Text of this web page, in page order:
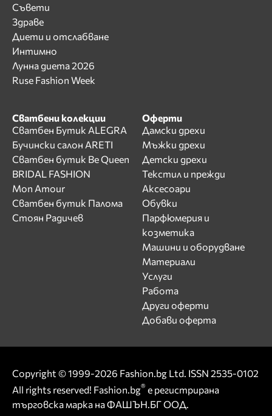
Съвети
Здраве
Диети и отслабване
Интимно
Лунна диета 2026
Ruse Fashion Week
Сватбени колекции
Сватбен Бутик ALEGRA
Бучински салон ARETI
Сватбен бутик Be Queen
BRIDAL FASHION
Mon Amour
Сватбен бутик Палома
Стоян Радичев
Оферти
Дамски дрехи
Мъжки дрехи
Детски дрехи
Текстил и прежди
Аксесоари
Обувки
Парфюмерия и
козметика
Машини и оборудване
Материали
Услуги
Работа
Други оферти
Добави оферта
Copyright © 1999-2026 Fashion.bg Ltd. ISSN 2535-0102
All rights reserved! Fashion.bg® е регистрирана
търговска марка на ФАШЪН.БГ ООД.